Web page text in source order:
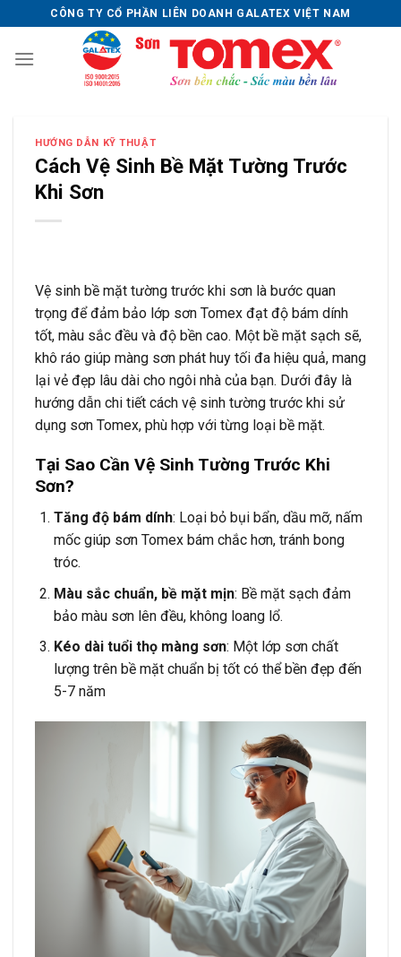
to
content
CÔNG TY CỔ PHẦN LIÊN DOANH GALATEX VIỆT NAM
HƯỚNG DẪN KỸ THUẬT
Cách Vệ Sinh Bề Mặt Tường Trước
Khi Sơn
Vệ sinh bề mặt tường trước khi sơn là bước quan
trọng để đảm bảo lớp sơn Tomex đạt độ bám dính
tốt, màu sắc đều và độ bền cao. Một bề mặt sạch sẽ,
khô ráo giúp màng sơn phát huy tối đa hiệu quả, mang
lại vẻ đẹp lâu dài cho ngôi nhà của bạn. Dưới đây là
hướng dẫn chi tiết cách vệ sinh tường trước khi sử
dụng sơn Tomex, phù hợp với từng loại bề mặt.
Tại Sao Cần Vệ Sinh Tường Trước Khi
Sơn?
Tăng độ bám dính: Loại bỏ bụi bẩn, dầu mỡ, nấm
mốc giúp sơn Tomex bám chắc hơn, tránh bong
tróc.
Màu sắc chuẩn, bề mặt mịn: Bề mặt sạch đảm
bảo màu sơn lên đều, không loang lổ.
Kéo dài tuổi thọ màng sơn: Một lớp sơn chất
lượng trên bề mặt chuẩn bị tốt có thể bền đẹp đến
5-7 năm